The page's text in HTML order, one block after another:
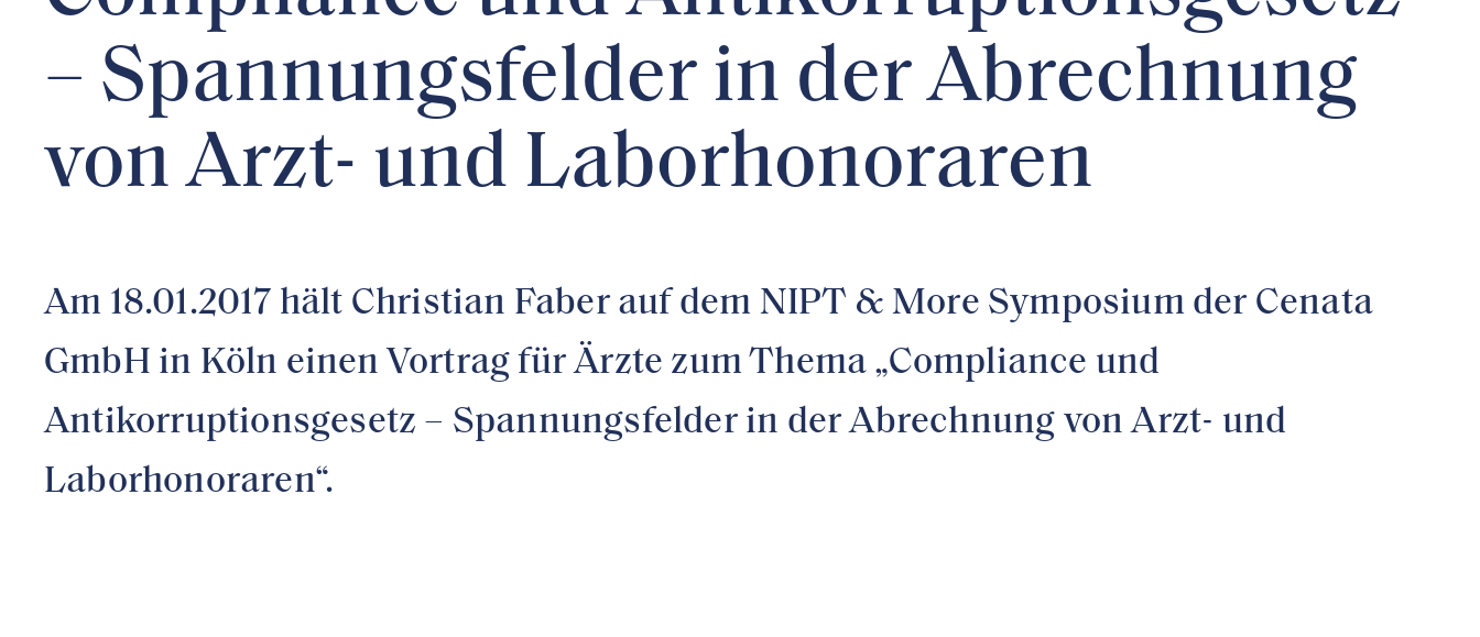
– Spannungsfelder in der Abrechnung
von Arzt- und Laborhonoraren
Am 18.01.2017 hält Christian Faber auf dem NIPT & More Symposium der Cenata
GmbH in Köln einen Vortrag für Ärzte zum Thema „Compliance und
Antikorruptionsgesetz – Spannungsfelder in der Abrechnung von Arzt- und
Laborhonoraren“.